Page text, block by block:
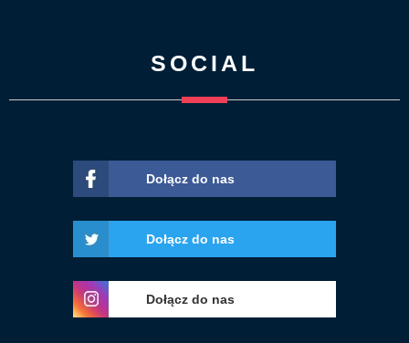
SOCIAL
Dołącz do nas
Dołącz do nas
Dołącz do nas